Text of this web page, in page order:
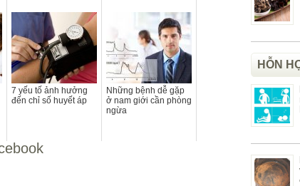
7 yếu tố ảnh hưởng
đến chỉ số huyết áp
Những bệnh dễ gặp
ở nam giới cần phòng
ngừa
HỖN